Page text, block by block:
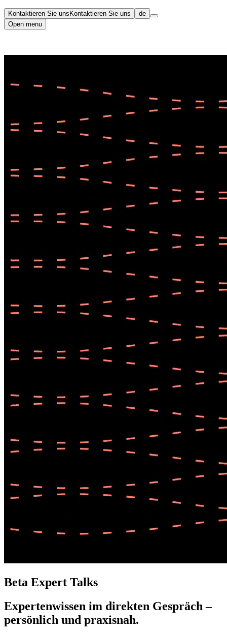
Kontaktieren Sie uns Kontaktieren Sie uns
de
Open menu
Beta Expert Talks
Expertenwissen im direkten Gespräch –
persönlich und praxisnah.